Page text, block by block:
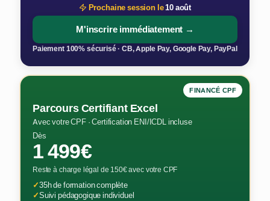
Prochaine session le10 août
M'inscrire immédiatement →
Paiement 100% sécurisé · CB, Apple Pay, Google Pay, PayPal
FINANCÉ CPF
Parcours Certifiant Excel
Avec votre CPF · Certification ENI/ICDL incluse
Dès
1 499€
Reste à charge légal de 150€ avec votre CPF
✓35h de formation complète
✓Suivi pédagogique individuel